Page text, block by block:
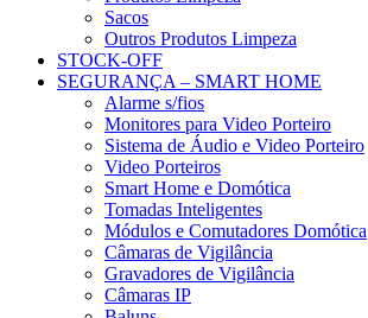
Sacos
Outros Produtos Limpeza
STOCK-OFF
SEGURANÇA – SMART HOME
Alarme s/fios
Monitores para Video Porteiro
Sistema de Áudio e Video Porteiro
Video Porteiros
Smart Home e Domótica
Tomadas Inteligentes
Módulos e Comutadores Domótica
Câmaras de Vigilância
Gravadores de Vigilância
Câmaras IP